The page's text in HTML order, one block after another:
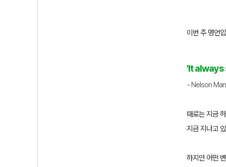
이번 주 명언
'It
- Nelson
때로는 지금
지금 지나고
하지만 어떤